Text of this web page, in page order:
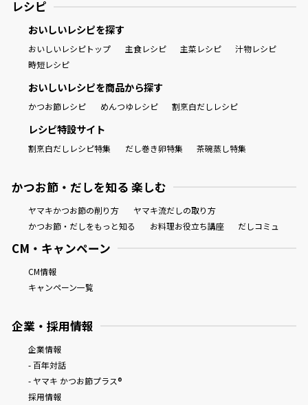
レシピ
おいしいレシピを探す
おいしいレシピトップ 主食レシピ 主菜レシピ
汁物レシピ
時短レシピ
おいしいレシピを商品から探す
かつお節レシピ めんつゆレシピ 割烹白だしレシピ
レシピ特設サイト
割烹白だしレシピ特集 だし巻き卵特集 茶碗蒸し特集
かつお節・だしを知る 楽しむ
ヤマキかつお節の削り方
ヤマキ流だしの取り方
かつお節・だしをもっと知る
お料理お役立ち講座 だしコミュ
CM・キャンペーン
CM情報
キャンペーン一覧
企業・採用情報
企業情報
- 百年対話
- ヤマキ かつお節プラス®
採用情報